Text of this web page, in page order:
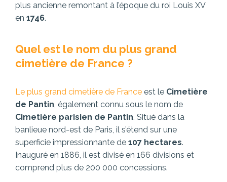
plus ancienne remontant à l’époque du roi Louis XV
en 1746.
Quel est le nom du plus grand
cimetière de France ?
Le plus grand cimetière de France est le Cimetière
de Pantin, également connu sous le nom de
Cimetière parisien de Pantin. Situé dans la
banlieue nord-est de Paris, il s’étend sur une
superficie impressionnante de 107 hectares.
Inauguré en 1886, il est divisé en 166 divisions et
comprend plus de 200 000 concessions.